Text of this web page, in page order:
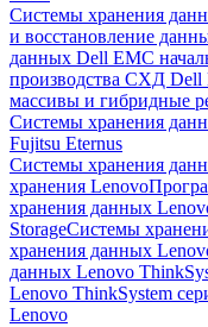
Системы хранения
и восстановление
данных Dell EMC
производства СХД Dell
массивы и гибридные
Системы хранения
Fujitsu Eternus
Системы хранения
хранения Lenovo
хранения данных
StorageСистемы
хранения данных
данных Lenovo
Lenovo ThinkSystem
Lenovo